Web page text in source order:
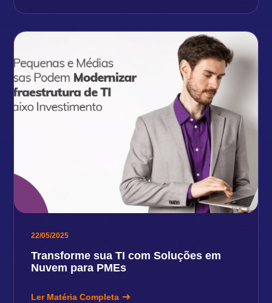
22/05/2025
Transforme sua TI com Soluções em
Nuvem para PMEs
Ler Matéria Completa